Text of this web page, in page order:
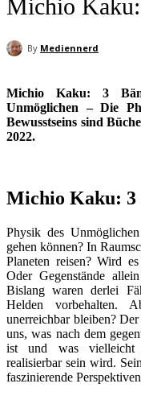
Michio
By Mediennerd
Michio Kaku: 3
Unmöglichen – Die
Bewusstseins sind
2022.
Michio Kaku: 3
Physik des
gehen können? In
Planeten reisen? Wird
Oder Gegenstände
Bislang waren derlei
Helden vorbehalten.
unerreichbar bleiben?
uns, was nach dem
ist und was vielleicht
realisierbar sein wird.
faszinierende